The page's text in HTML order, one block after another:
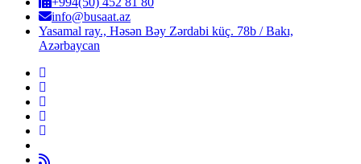
info@busaat.az
Yasamal ray., Həsən Bəy Zərdabi küç. 78b / Bakı,
Azərbaycan